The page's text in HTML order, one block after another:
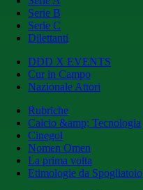
Serie B
Serie C
Dilettanti
DDD X EVENTS
Cur in Campo
Nazionale Attori
Rubriche
Calcio &amp; Tecnologia
Cinegol
Nomen Omen
La prima volta
Etimologie da Spogliatoio